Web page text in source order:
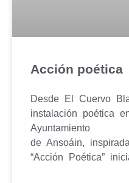
Acción poética
Desde El Cuervo
instalación poética
Ayuntamiento
de Ansoáin,
“Acción Poética”